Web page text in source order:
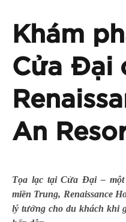
Khám
Cửa Đại
An
Tọa lạc tại Cửa Đại –
miền Trung, Renaissance
lý tưởng cho du khách khi